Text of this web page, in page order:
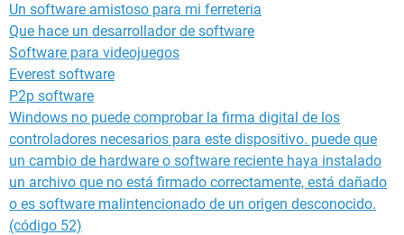
Un software amistoso para mi ferreteria
Que hace un desarrollador de software
Software para videojuegos
Everest software
P2p software
Windows no puede comprobar la firma digital de los
controladores necesarios para este dispositivo. puede que
un cambio de hardware o software reciente haya instalado
un archivo que no está firmado correctamente, está dañado
o es software malintencionado de un origen desconocido.
(código 52)